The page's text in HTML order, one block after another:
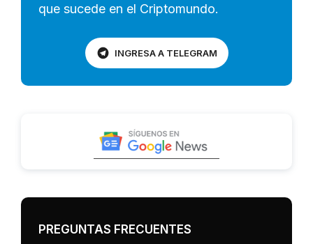
que sucede en el Criptomundo.
INGRESA A TELEGRAM
PREGUNTAS FRECUENTES